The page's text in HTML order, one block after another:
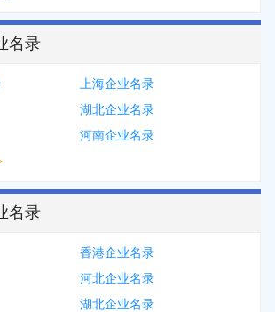
名录
上海企业名录
湖北企业名录
河南企业名录
名录
香港企业名录
河北企业名录
湖北企业名录